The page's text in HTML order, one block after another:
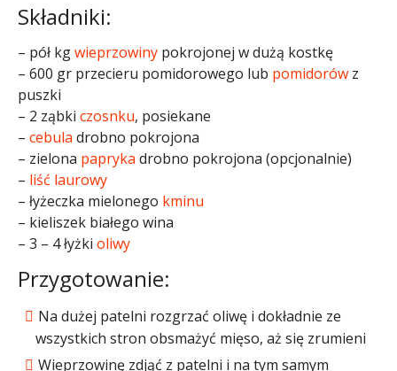
Składniki:
– pół kgwieprzowiny pokrojonej w dużą kostkę
– 600 gr przecieru pomidorowego lub pomidorów z
puszki
– 2 ząbki czosnku, posiekane
– cebula drobno pokrojona
– zielona papryka drobno pokrojona (opcjonalnie)
– liść laurowy
– łyżeczka mielonego kminu
– kieliszek białego wina
– 3 – 4 łyżki oliwy
Przygotowanie:
Na dużej patelni rozgrzać oliwę i dokładnie ze
wszystkich stron obsmażyć mięso, aż się zrumieni
Wieprzowinę zdjąć z patelni i na tym samym